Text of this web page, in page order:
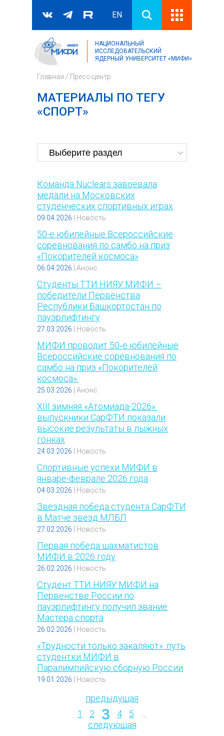
Форма поиска
Поиск
EN
НАЦИОНАЛЬНЫЙ
ИССЛЕДОВАТЕЛЬСКИЙ
ЯДЕРНЫЙ УНИВЕРСИТЕТ «МИФИ»
Главная / Пресс-центр
МАТЕРИАЛЫ ПО ТЕГУ
«СПОРТ»
Команда Nuclears завоевала
медали на Московских
студенческих спортивных играх
09.04.2026 Новость
50-е юбилейные Всероссийские
соревнования по самбо на приз
«Покорителей космоса»
06.04.2026 Анонс
Студенты ТТИ НИЯУ МИФИ –
победители Первенства
Республики Башкортостан по
пауэрлифтингу
27.03.2026 Новость
МИФИ проводит 50‑е юбилейные
Всероссийские соревнования по
самбо на приз «Покорителей
космоса».
25.03.2026 Анонс
XIII зимняя «Атомиада-2026»:
выпускники СарФТИ показали
высокие результаты в лыжных
гонках
24.03.2026 Новость
Спортивные успехи МИФИ в
январе-феврале 2026 года
04.03.2026 Новость
Звездная победа студента СарФТИ
в Матче звезд МЛБЛ
27.02.2026 Новость
Первая победа шахматистов
МИФИ в 2026 году
26.02.2026 Новость
Студент ТТИ НИЯУ МИФИ на
Первенстве России по
пауэрлифтингу получил звание
Мастера спорта
26.02.2026 Новость
«Трудности только закаляют»: путь
студентки МИФИ в
Паралимпийскую сборную России
19.01.2026 Новость
Страницы
предыдущая
1
2 3 4 5
следующая